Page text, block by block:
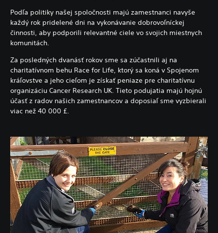
Podľa politiky našej spoločnosti majú zamestnanci navyše
každý rok pridelené dni na vykonávanie dobrovoľníckej
činnosti, aby podporili relevantné ciele vo svojich miestnych
komunitách.
Za posledných dvanásť rokov sme sa zúčastnili aj na
charitatívnom behu Race for Life, ktorý sa koná v Spojenom
kráľovstve a jeho cieľom je získať peniaze pre charitatívnu
organizáciu Cancer Research UK. Tieto podujatia majú hojnú
účasť z radov našich zamestnancov a doposiaľ sme vyzbierali
viac než 40 000 £.